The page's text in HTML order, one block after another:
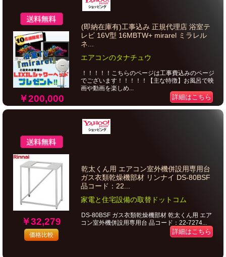
￥200,000
(即納在庫有)工事込み 正規代理店 浴室テ
レビ 16V型 16MBTW+ mirarel ミラレル
ネ...
エアコンのタナチュウ
！！！！！こちらのページは工事費込みのページ
でございます！！！！！【主な特徴】お風呂で映
画や動画を楽しめ...
詳細はこちら
￥32,279
価格比較
乾太くん用 エアコン室外機併設用専用台
ガス衣類乾燥機部材 リンナイ DS-80BSF
品コード：22...
家電と住宅設備の取替ドットコム
DS-80BSF ガス衣類乾燥機部材 乾太くん用 エア
コン室外機併設用専用台 品コード：22-7274...
詳細はこちら